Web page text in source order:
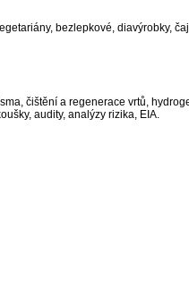
bezlepkové, diavýrobky,
čištění a regenerace vrtů,
audity, analýzy rizika, EIA.